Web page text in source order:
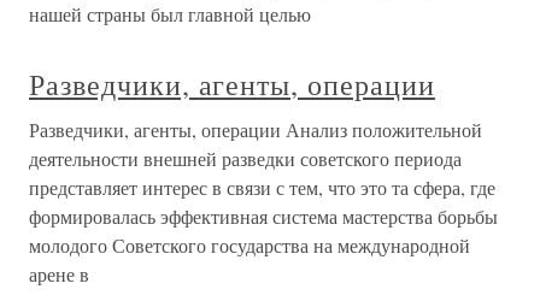
нашей страны был главной целью
Разведчики, агенты, операции
Разведчики, агенты, операции Анализ положительной
деятельности внешней разведки советского периода
представляет интерес в связи с тем, что это та сфера, где
формировалась эффективная система мастерства борьбы
молодого Советского государства на международной
арене в